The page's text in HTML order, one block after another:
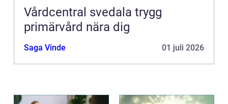
Vårdcentral svedala trygg
primärvård nära dig
Saga Vinde 01 juli 2026